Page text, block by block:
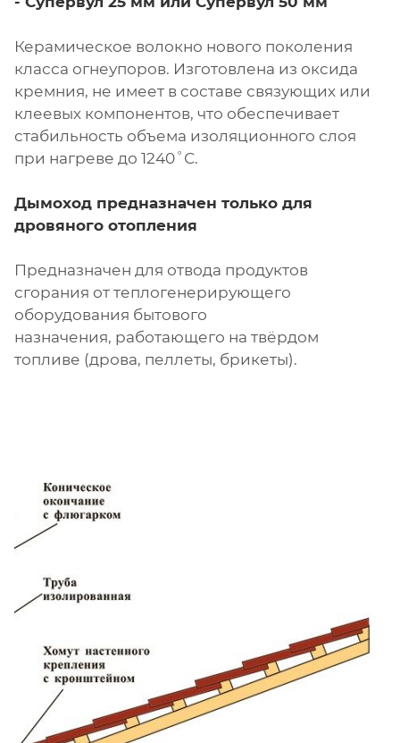
Керамическое волокно нового поколения
класса огнеупоров. Изготовлена из оксида
кремния, не имеет в составе связующих или
клеевых компонентов, что обеспечивает
стабильность объема изоляционного слоя
при нагреве до 1240˚С.
Дымоход предназначен только для
дровяного отопления
Предназначен для отвода продуктов
сгорания от теплогенерирующего
оборудования бытового
назначения, работающего на твёрдом
топливе (дрова, пеллеты, брикеты).